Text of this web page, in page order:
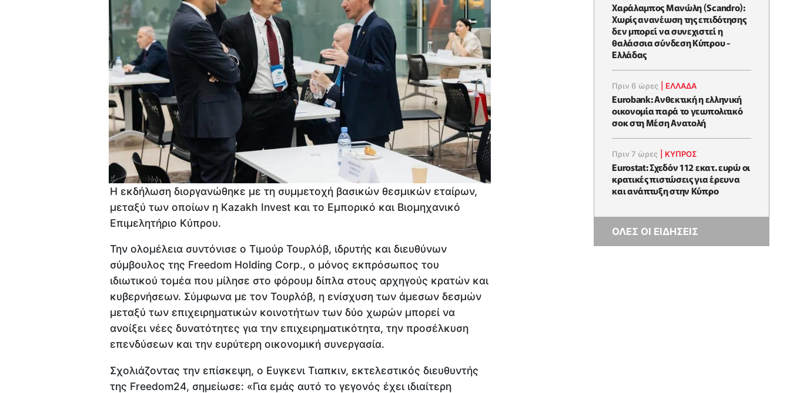
Η εκδήλωση διοργανώθηκε με τη συμμετοχή βασικών θεσμικών εταίρων,
μεταξύ των οποίων η Kazakh Invest και το Εμπορικό και Βιομηχανικό
Επιμελητήριο Κύπρου.
Την ολομέλεια συντόνισε ο Τιμούρ Τουρλόβ, ιδρυτής και διευθύνων
σύμβουλος της Freedom Holding Corp., ο μόνος εκπρόσωπος του
ιδιωτικού τομέα που μίλησε στο φόρουμ δίπλα στους αρχηγούς κρατών και
κυβερνήσεων. Σύμφωνα με τον Τουρλόβ, η ενίσχυση των άμεσων δεσμών
μεταξύ των επιχειρηματικών κοινοτήτων των δύο χωρών μπορεί να
ανοίξει νέες δυνατότητες για την επιχειρηματικότητα, την προσέλκυση
επενδύσεων και την ευρύτερη οικονομική συνεργασία.
Σχολιάζοντας την επίσκεψη, ο Ευγκενι Τιαπκιν, εκτελεστικός διευθυντής
της Freedom24, σημείωσε: «Για εμάς αυτό το γεγονός έχει ιδιαίτερη
Χαράλαμπος Μανώλη (Scandro):
Χωρίς ανανέωση της επιδότησης
δεν μπορεί να συνεχιστεί η
θαλάσσια σύνδεση Κύπρου -
Ελλάδας
Πριν 6 ώρες ΕΛΛΆΔΑ
Eurobank: Ανθεκτική η ελληνική
οικονομία παρά το γεωπολιτικό
σοκ στη Μέση Ανατολή
Πριν 7 ώρες ΚΥΠΡΟΣ
Eurostat: Σχεδόν 112 εκατ. ευρώ οι
κρατικές πιστώσεις για έρευνα
και ανάπτυξη στην Κύπρο
ΟΛΕΣ ΟΙ ΕΙΔΗΣΕΙΣ